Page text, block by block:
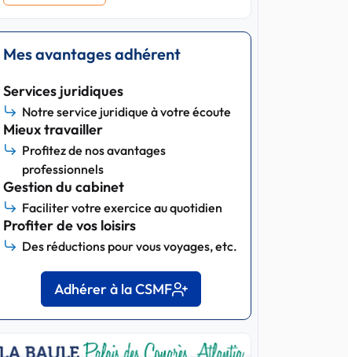
Mes avantages adhérent
Services juridiques
Notre service juridique à votre écoute
Mieux travailler
Profitez de nos avantages
professionnels
Gestion du cabinet
Faciliter votre exercice au quotidien
Profiter de vos loisirs
Des réductions pour vous voyages, etc.
Adhérer à la CSMF